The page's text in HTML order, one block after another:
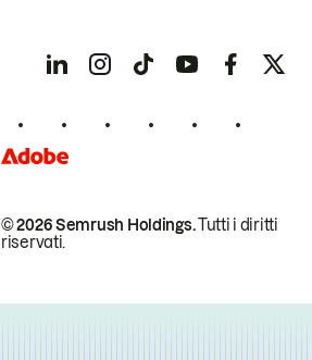
© 2026 Semrush Holdings.Tutti i diritti
riservati.